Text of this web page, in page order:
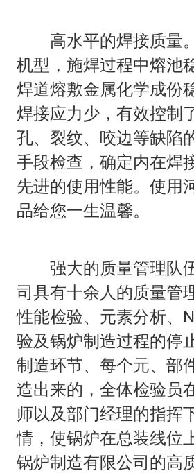
高水平的焊接质量。
机型，施焊过程中熔池
焊道熔敷金属化学成份
焊接应力少，有效控制
孔、裂纹、咬边等缺陷
手段检查，确定内在焊
先进的使用性能。使用
品给您一生温馨。
强大的质量管理队伍
司具有十余人的质量管
性能检验、元素分析、
验及锅炉制造过程的停
制造环节、每个元、部
造出来的，全体检验员
师以及部门经理的指挥
情，使锅炉在总装线位
锅炉制造有限公司的高